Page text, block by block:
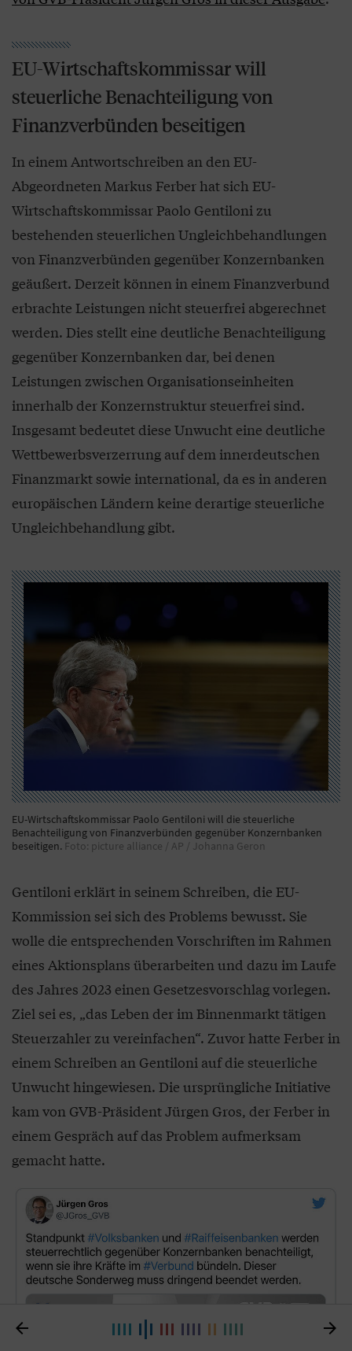
EU-Wirtschaftskommissar will
steuerliche Benachteiligung von
Finanzverbünden beseitigen
In einem Antwortschreiben an den EU-
Abgeordneten Markus Ferber hat sich EU-
Wirtschaftskommissar Paolo Gentiloni zu
bestehenden steuerlichen Ungleichbehandlungen
von Finanzverbünden gegenüber Konzernbanken
geäußert. Derzeit können in einem Finanzverbund
erbrachte Leistungen nicht steuerfrei abgerechnet
werden. Dies stellt eine deutliche Benachteiligung
gegenüber Konzernbanken dar, bei denen
Leistungen zwischen Organisationseinheiten
innerhalb der Konzernstruktur steuerfrei sind.
Insgesamt bedeutet diese Unwucht eine deutliche
Wettbewerbsverzerrung auf dem innerdeutschen
Finanzmarkt sowie international, da es in anderen
europäischen Ländern keine derartige steuerliche
Ungleichbehandlung gibt.
EU-Wirtschaftskommissar Paolo Gentiloni will die steuerliche
Benachteiligung von Finanzverbünden gegenüber Konzernbanken
beseitigen. Foto: picture alliance / AP / Johanna Geron
Gentiloni erklärt in seinem Schreiben, die EU-
Kommission sei sich des Problems bewusst. Sie
wolle die entsprechenden Vorschriften im Rahmen
eines Aktionsplans überarbeiten und dazu im Laufe
des Jahres 2023 einen Gesetzesvorschlag vorlegen.
Ziel sei es, „das Leben der im Binnenmarkt tätigen
Steuerzahler zu vereinfachen“. Zuvor hatte Ferber in
einem Schreiben an Gentiloni auf die steuerliche
Unwucht hingewiesen. Die ursprüngliche Initiative
kam von GVB-Präsident Jürgen Gros, der Ferber in
einem Gespräch auf das Problem aufmerksam
gemacht hatte.
 